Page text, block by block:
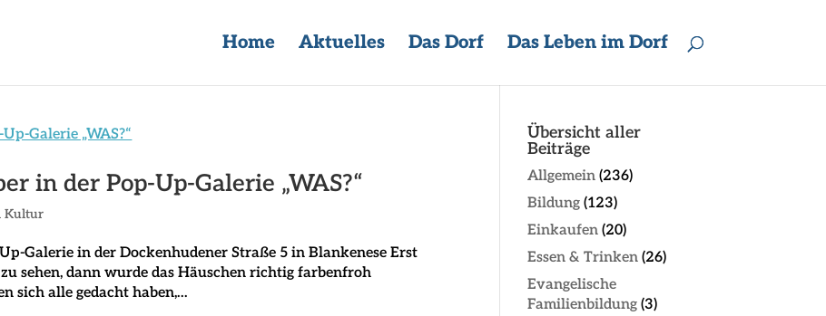
Home Aktuelles Das Dorf Das Leben im Dorf
in der Pop-Up-Galerie „WAS?“
Kultur
Galerie in der Dockenhudener Straße 5 in Blankenese Erst
sehen, dann wurde das Häuschen richtig farbenfroh
sich alle gedacht haben,...
Übersicht aller
Beiträge
Allgemein (236)
Bildung (123)
Einkaufen (20)
Essen & Trinken (26)
Evangelische
Familienbildung (3)